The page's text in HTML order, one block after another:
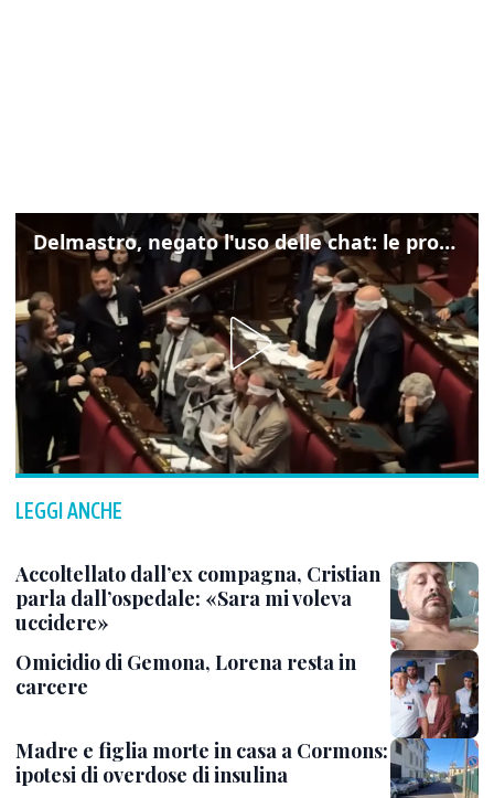
Delmastro, negato l'uso delle chat: le proteste di Avs e M5s
LEGGI ANCHE
Accoltellato dall’ex compagna, Cristian
parla dall’ospedale: «Sara mi voleva
uccidere»
Omicidio di Gemona, Lorena resta in
carcere
Madre e figlia morte in casa a Cormons:
ipotesi di overdose di insulina